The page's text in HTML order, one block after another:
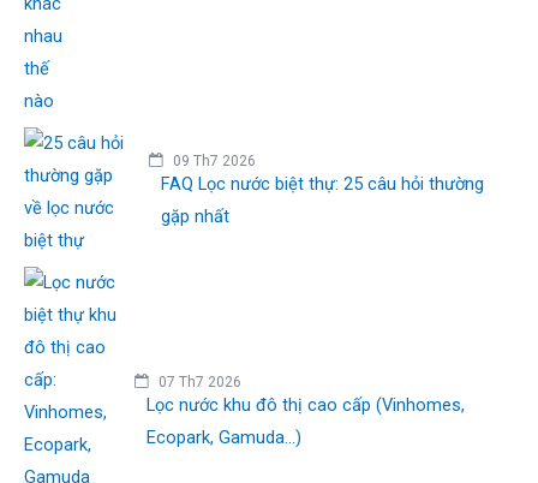
09 Th7 2026
FAQ Lọc nước biệt thự: 25 câu hỏi thường
gặp nhất
07 Th7 2026
Lọc nước khu đô thị cao cấp (Vinhomes,
Ecopark, Gamuda...)